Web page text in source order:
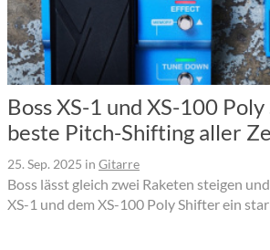
Boss XS-1 und XS-100
beste Pitch-Shifting aller
25. Sep. 2025 in Gitarre
Boss lässt gleich zwei Raketen steigen
XS-1 und dem XS-100 Poly Shifter ein